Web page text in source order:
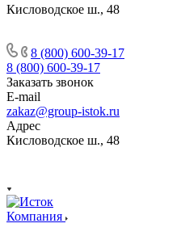
Кисловодское ш., 48
8 (800) 600-39-17
8 (800) 600-39-17
Заказать звонок
E-mail
zakaz@group-istok.ru
Адрес
Кисловодское ш., 48
Компания